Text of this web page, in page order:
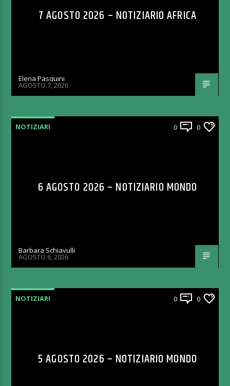
7 AGOSTO 2026 – NOTIZIARIO AFRICA
Elena Pasquini
AGOSTO 7, 2026
NOTIZIARI 0 0
6 AGOSTO 2026 – NOTIZIARIO MONDO
Barbara Schiavulli
AGOSTO 6, 2026
NOTIZIARI 0 0
5 AGOSTO 2026 – NOTIZIARIO MONDO